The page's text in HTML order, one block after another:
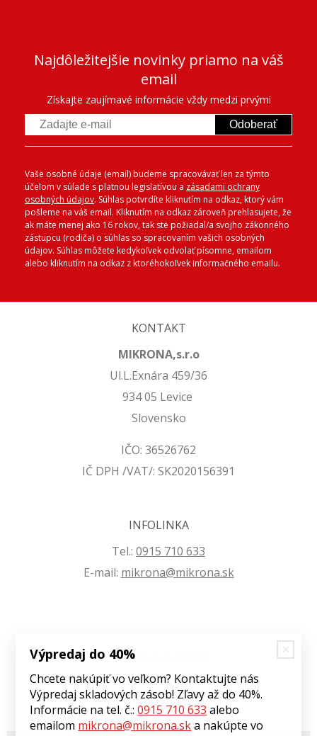
Najdôležitejšie novinky priamo na váš
email
Získajte zaujímavé informácie vždy medzi prvými
Odoberať
Vaše osobné údaje (email) budeme spracovávať len za týmto
účelom v súlade s platnou legislatívou a zásadami ochrany
osobných údajov. Súhlas potvrdíte kliknutím na odkaz, ktorý vám
pošleme na váš email. Kliknutím na odkaz zároveň prehlasujete, že
ak máte menej ako 16 rokov, tak ste požiadal/a svojho zákonného
zástupcu (rodiča) o súhlas so spracovaním vašich osobných
údajov. Súhlas môžete kedykoľvek odvolať písomne, emailom
alebo kliknutím na odkaz z ktoréhokoľvek informačného emailu.
KONTAKT
MIKRONA,s.r.o
Ul.L.Exnára 459/36
934 05 Levice
Slovensko
IČO: 36526762
IČ DPH /VAT/: SK2020156391
INFOLINKA
Tel.: 0915 710 633
E-mail: mikrona@mikrona.sk
VŠETKO O NÁKUPE
Obchodné podmienky
Ochrana osobných údajov
Výpredaj do 40%
Chcete nakúpiť vo veľkom? Kontaktujte nás
Výpredaj skladových zásob! Zľavy až do 40%.
Informácie na tel. č.:0915 710 633 alebo
emailom mikrona@mikrona.ska nakúpte vo